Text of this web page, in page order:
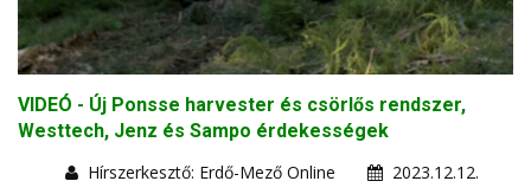
VIDEÓ - Új Ponsse harvester és csörlős rendszer,
Westtech, Jenz és Sampo érdekességek
Hírszerkesztő: Erdő-Mező Online
2023.12.12.